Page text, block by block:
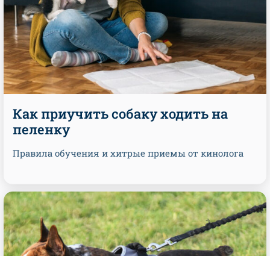
Как приучить собаку ходить на
пеленку
Правила обучения и хитрые приемы от кинолога